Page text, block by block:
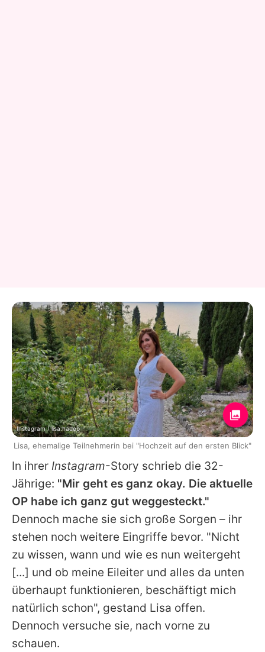
In ihrer Instagram-Story schrieb die 32-
Jährige: "Mir geht es ganz okay. Die aktuelle
OP habe ich ganz gut weggesteckt."
Dennoch mache sie sich große Sorgen – ihr
stehen noch weitere Eingriffe bevor. "Nicht
zu wissen, wann und wie es nun weitergeht
[...] und ob meine Eileiter und alles da unten
überhaupt funktionieren, beschäftigt mich
natürlich schon", gestand Lisa offen.
Dennoch versuche sie, nach vorne zu
schauen.
Instagram / lisa.hadeb
Lisa, ehemalige Teilnehmerin bei "Hochzeit auf den ersten Blick"